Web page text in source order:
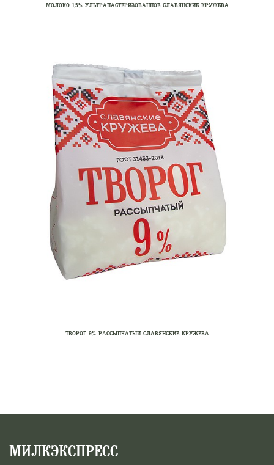
МОЛОКО 1,5% УЛЬТРАПАСТЕРИЗОВАННОЕ СЛАВЯНСКИЕ КРУЖЕВА
ТВОРОГ 9% РАССЫПЧАТЫЙ СЛАВЯНСКИЕ КРУЖЕВА
МИЛКЭКСПРЕСС